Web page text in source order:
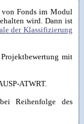
von Fonds im Modul
wird. Dann ist
der Klassifizierung
mit
ATWRT.
Reihenfolge des